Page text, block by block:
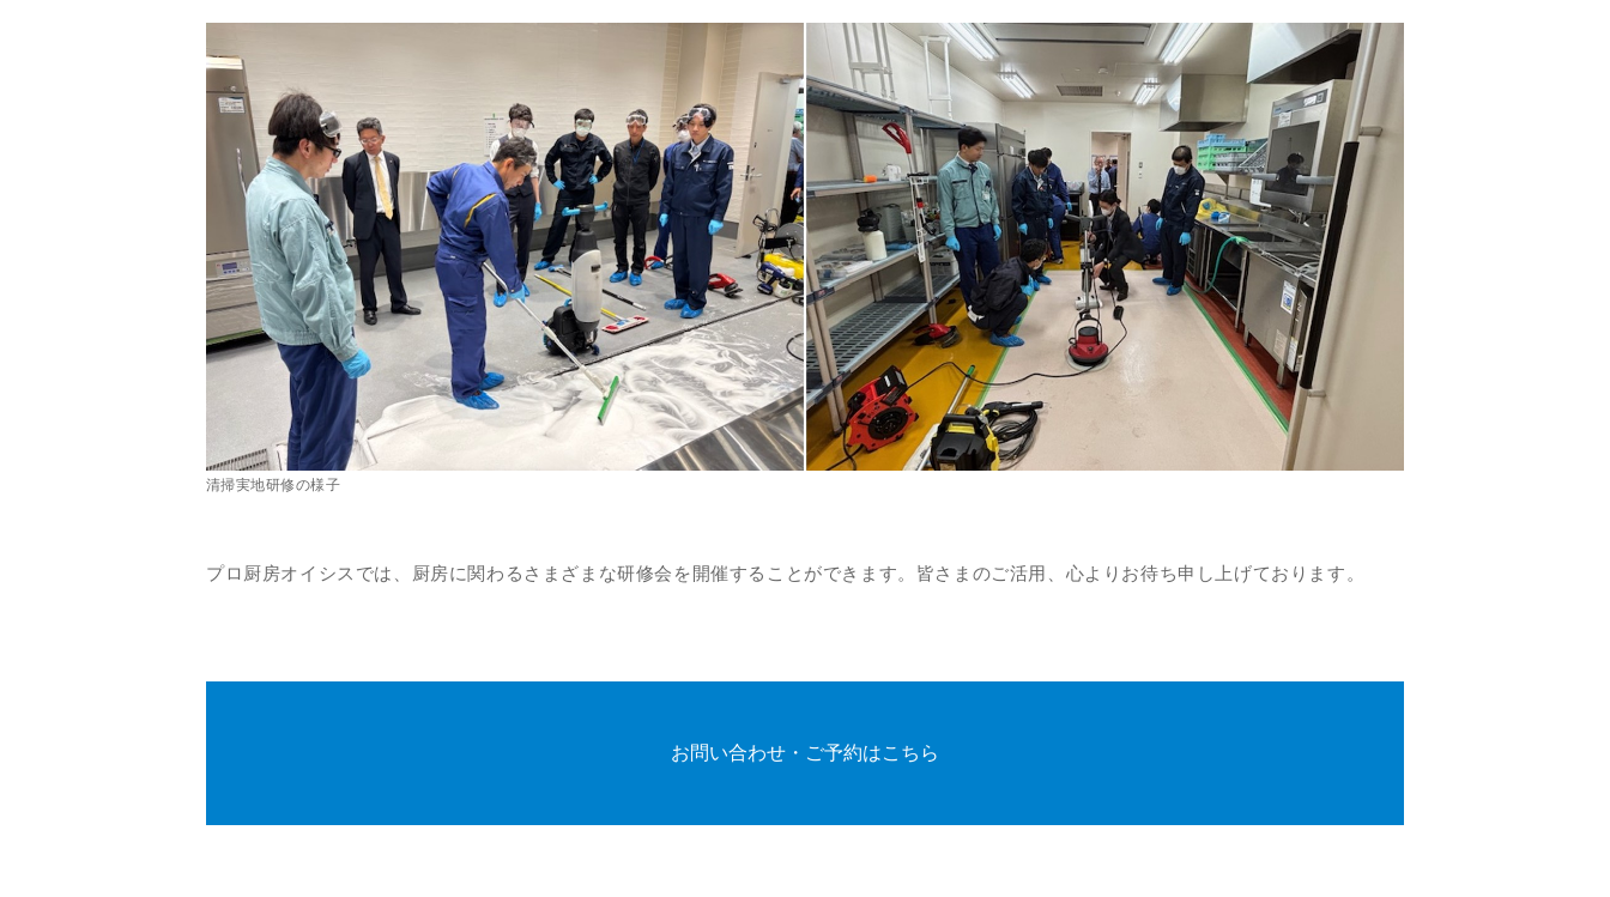
清掃実地研修の様子
プロ厨房オイシスでは、厨房に関わるさまざまな研修会を開催することができます。皆さまのご活用、心よりお待ち申し上げております。
お問い合わせ・ご予約はこちら